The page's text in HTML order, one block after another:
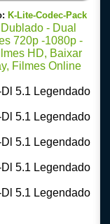
K-Lite-Codec-Pack
5.1 Legendado
5.1 Legendado
5.1 Legendado
5.1 Legendado
5.1 Legendado